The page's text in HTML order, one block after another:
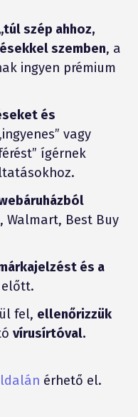
szép ahhoz,
szemben, a
ingyen prémium
és
vagy
ígérnek
Walmart, Best Buy
és a
fel, ellenőrizzük
vírusírtóval.
érhető el.